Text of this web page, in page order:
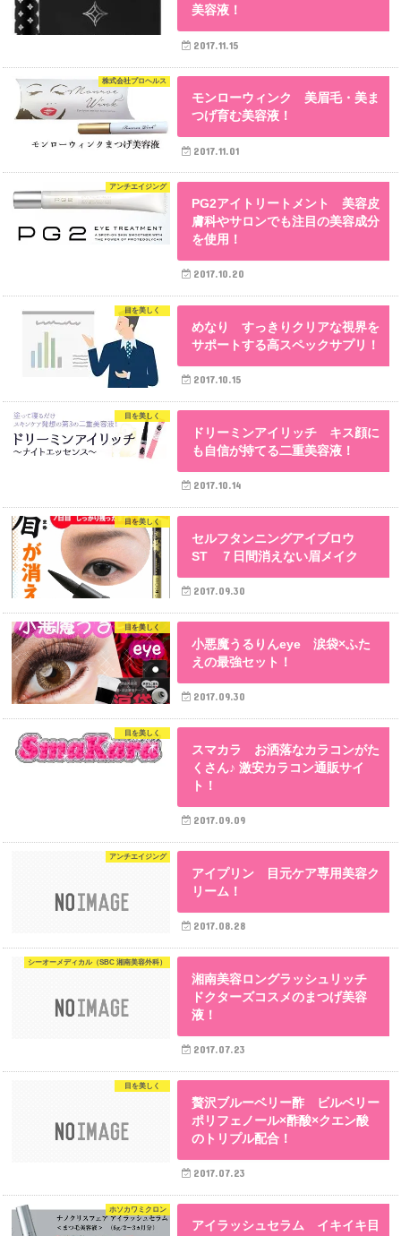
美容液！
2017.11.15
株式会社プロヘルス
モンローウィンク 美眉毛・美ま
つげ育む美容液！
2017.11.01
アンチエイジング
PG2アイトリートメント 美容皮
膚科やサロンでも注目の美容成分
を使用！
2017.10.20
目を美しく
めなり すっきりクリアな視界を
サポートする高スペックサプリ！
2017.10.15
目を美しく
ドリーミンアイリッチ キス顔に
も自信が持てる二重美容液！
2017.10.14
目を美しく
セルフタンニングアイブロウ
ST ７日間消えない眉メイク
2017.09.30
目を美しく
小悪魔うるりんeye 涙袋×ふた
えの最強セット！
2017.09.30
目を美しく
スマカラ お洒落なカラコンがた
くさん♪ 激安カラコン通販サイ
ト！
2017.09.09
アンチエイジング
アイプリン 目元ケア専用美容ク
リーム！
2017.08.28
シーオーメディカル（SBC 湘南美容外科）
湘南美容ロングラッシュリッチ
ドクターズコスメのまつげ美容
液！
2017.07.23
目を美しく
贅沢ブルーベリー酢 ビルベリー
ポリフェノール×酢酸×クエン酸
のトリプル配合！
2017.07.23
ホソカワミクロン
アイラッシュセラム イキイキ目